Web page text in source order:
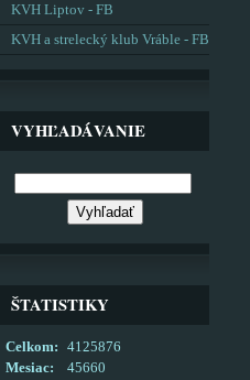
KVH Liptov - FB
KVH a strelecký klub Vráble - FB
VYHĽADÁVANIE
ŠTATISTIKY
Celkom:
4125876
Mesiac:
45660